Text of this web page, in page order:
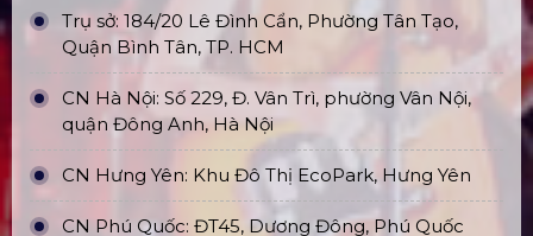
ĐỊA CHỈ VĂN PHÒNG
Trụ sở: 184/20 Lê Đình Cẩn, Phường Tân Tạo,
Quận Bình Tân, TP. HCM